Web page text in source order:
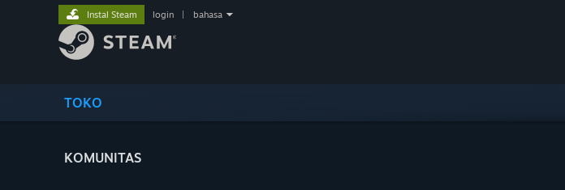
TOKO
KOMUNITAS
Instal Steam login bahasa